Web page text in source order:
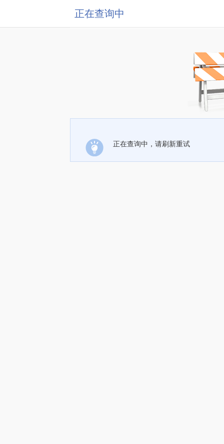
正在查询中
正在查询中，请刷新重试